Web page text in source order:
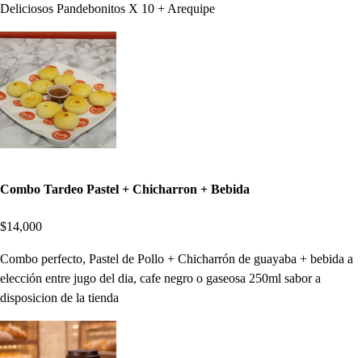
Deliciosos Pandebonitos X 10 + Arequipe
Combo Tardeo Pastel + Chicharron + Bebida
$14,000
Combo perfecto, Pastel de Pollo + Chicharrón de guayaba + bebida a
elección entre jugo del dia, cafe negro o gaseosa 250ml sabor a
disposicion de la tienda